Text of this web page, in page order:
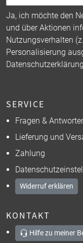
Ja, ich möchte den
und über Aktionen
Nutzungsverhalten
Personalisierung
Datenschutzerklärung
SERVICE
Fragen &
Lieferung und
Zahlung
Widerruf erklären
KONTAKT
Hilfe zu meiner